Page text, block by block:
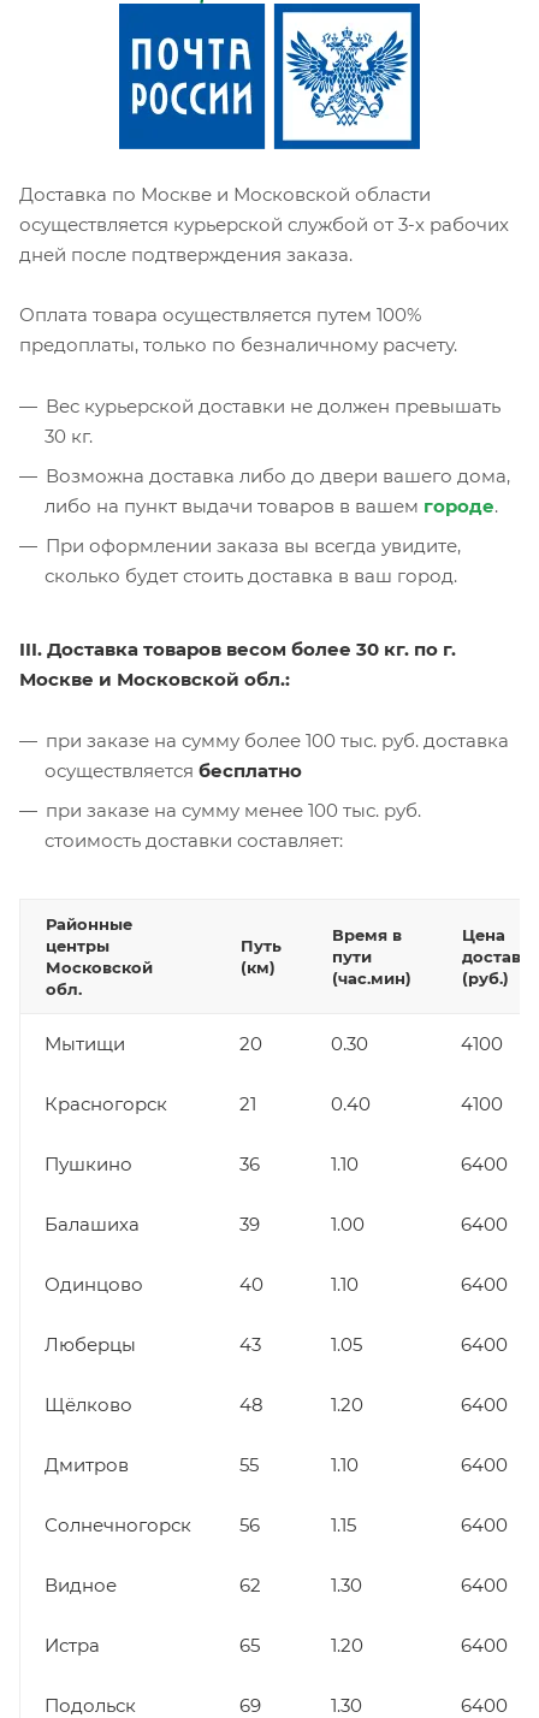
Доставка по Москве и Московской области
осуществляется курьерской службой от 3-х рабочих
дней после подтверждения заказа.
Оплата товара осуществляется путем 100%
предоплаты, только по безналичному расчету.
Вес курьерской доставки не должен превышать
30 кг.
Возможна доставка либо до двери вашего дома,
либо на пункт выдачи товаров в вашем городе.
При оформлении заказа вы всегда увидите,
сколько будет стоить доставка в ваш город.
III. Доставка товаров весом более 30 кг. по г.
Москве и Московской обл.:
при заказе на сумму более 100 тыс. руб. доставка
осуществляется бесплатно
при заказе на сумму менее 100 тыс. руб.
стоимость доставки составляет:
Районные
центры
Московской
обл.
Путь
(км)
Время в
пути
(час.мин)
Цена
(руб.)
Мытищи 20 0.30 4100
Красногорск 21 0.40 4100
Пушкино 36 1.10 6400
Балашиха 39 1.00 6400
Одинцово 40 1.10 6400
Люберцы 43 1.05 6400
Щёлково 48 1.20 6400
Дмитров 55 1.10 6400
Солнечногорск 56 1.15 6400
Видное 62 1.30 6400
Истра 65 1.20 6400
Подольск 69 1.30 6400